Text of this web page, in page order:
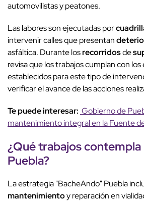
automovilistas y peatones.
Las labores son ejecutadas por
intervenir calles que presentan
asfáltica. Durante losrecorridosde
revisa que los trabajos cumplan con
establecidos para este tipo de
verificar el avance de las acciones
Te puede interesar: Gobierno de
mantenimiento integral en la Fuente
¿Qué trabajos
Puebla?
La estrategia "BacheAndo" Puebla
mantenimientoy reparación en